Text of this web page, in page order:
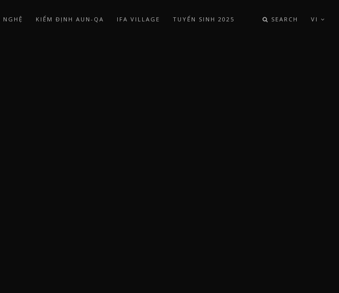
KIỂM ĐỊNH AUN-QA IFA VILLAGE TUYỂN SINH 2025 SEARCH VI